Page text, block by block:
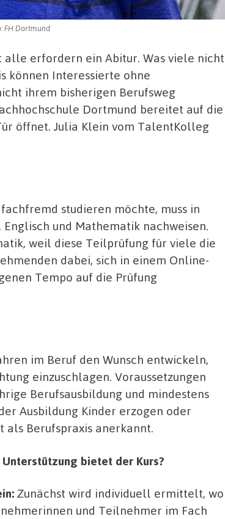
FH Dortmund
alle erfordern ein Abitur. Was viele nicht
können Interessierte ohne
ihrem bisherigen Berufsweg
Dortmund bereitet auf die
öffnet. Julia Klein vom TalentKolleg
studieren möchte, muss in
und Mathematik nachweisen.
weil diese Teilprüfung für viele die
dabei, sich in einem Online-
Tempo auf die Prüfung
im Beruf den Wunsch entwickeln,
einzuschlagen. Voraussetzungen
Berufsausbildung und mindestens
Ausbildung Kinder erzogen oder
Berufspraxis anerkannt.
bietet der Kurs?
Zunächst wird individuell ermittelt, wo
und Teilnehmer im Fach